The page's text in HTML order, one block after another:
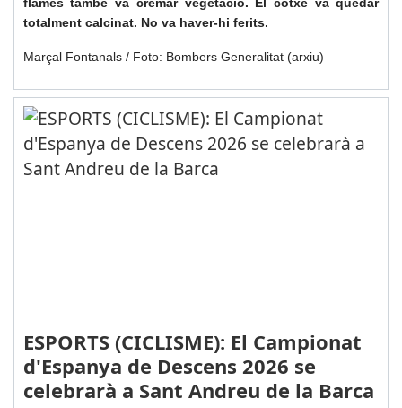
flames també va cremar vegetació. El cotxe va quedar
totalment calcinat. No va haver-hi ferits.
Marçal Fontanals / Foto: Bombers Generalitat (arxiu)
ESPORTS (CICLISME): El Campionat
d'Espanya de Descens 2026 se
celebrarà a Sant Andreu de la Barca